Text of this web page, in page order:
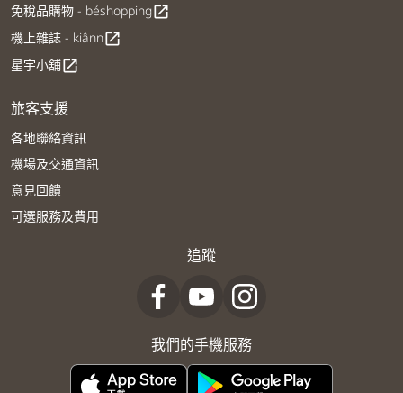
免稅品購物 - béshoppingopen_in_new
機上雜誌 - kiânnopen_in_new
星宇小舖open_in_new
旅客支援
各地聯絡資訊
機場及交通資訊
意見回饋
可選服務及費用
追蹤
我們的手機服務